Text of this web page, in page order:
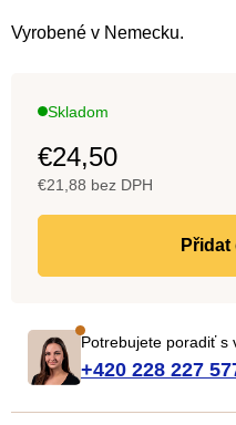
Vyrobené v Nemecku.
€24,50
€21,88 bez DPH
Skladom
Potrebujete poradiť s
+420 228 227